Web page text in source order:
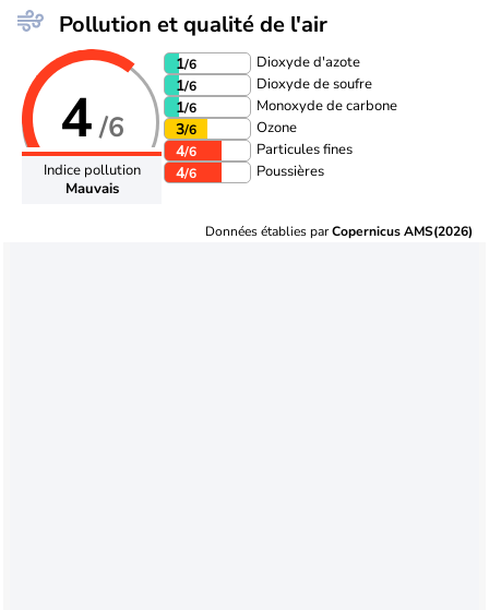
Pollution et qualité de l'air
4/6
Indice pollution
Mauvais
1/6 Dioxyde d'azote
1/6 Dioxyde de soufre
1/6 Monoxyde de carbone
3/6 Ozone
4/6 Particules fines
4/6 Poussières
Données établies parCopernicus AMS(2026)